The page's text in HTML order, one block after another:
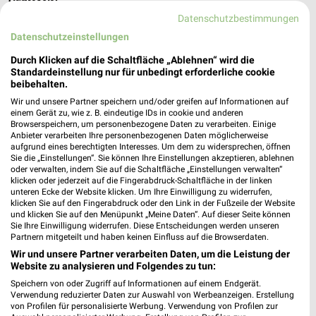
Autohaus Jost Filialen & Öffnungszeiten für
Autohaus Nippon Filialen & Öffnungszeiten für
Göttingen
Autohaus Pietsch Prospekte und Angebote für
Melle
Autohaus Südhannover Filialen & Öffnungszeiten
für Göttingen
Datenschutzbestimmungen
Datenschutzeinstellungen
Durch Klicken auf die Schaltfläche „Ablehnen“ wird die
Standardeinstellung nur für unbedingt erforderliche cookie
beibehalten.
Wir und unsere Partner speichern und/oder greifen auf Informationen auf
einem Gerät zu, wie z. B. eindeutige IDs in cookie und anderen
Browserspeichern, um personenbezogene Daten zu verarbeiten. Einige
Anbieter verarbeiten Ihre personenbezogenen Daten möglicherweise
aufgrund eines berechtigten Interesses. Um dem zu widersprechen, öffnen
Sie die „Einstellungen“. Sie können Ihre Einstellungen akzeptieren, ablehnen
oder verwalten, indem Sie auf die Schaltfläche „Einstellungen verwalten“
klicken oder jederzeit auf die Fingerabdruck-Schaltfläche in der linken
unteren Ecke der Website klicken. Um Ihre Einwilligung zu widerrufen,
klicken Sie auf den Fingerabdruck oder den Link in der Fußzeile der Website
und klicken Sie auf den Menüpunkt „Meine Daten“. Auf dieser Seite können
Sie Ihre Einwilligung widerrufen. Diese Entscheidungen werden unseren
Partnern mitgeteilt und haben keinen Einfluss auf die Browserdaten.
Wir und unsere Partner verarbeiten Daten, um die Leistung der
Website zu analysieren und Folgendes zu tun:
Speichern von oder Zugriff auf Informationen auf einem Endgerät.
Verwendung reduzierter Daten zur Auswahl von Werbeanzeigen. Erstellung
von Profilen für personalisierte Werbung. Verwendung von Profilen zur